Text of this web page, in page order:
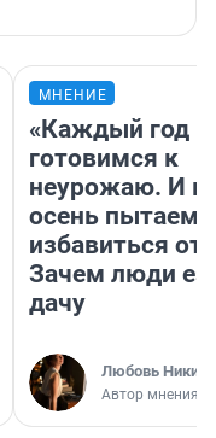
МНЕНИЕ
«Каждый год
готовимся к
неурожаю. И
осень
избавиться от
Зачем люди
дачу
Любовь
Автор мнения